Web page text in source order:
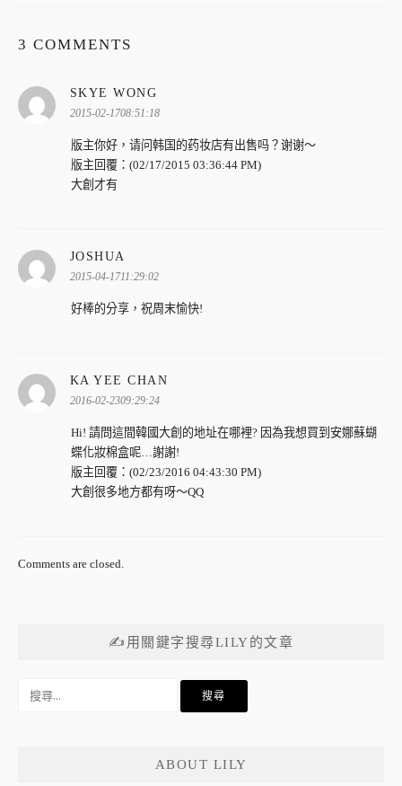
3 COMMENTS
SKYE WONG
示:
2015-02-1708:51:18
版主你好，请问韩国的药妆店有出售吗？谢谢～
版主回覆：(02/17/2015 03:36:44 PM)
大創才有
JOSHUA
示:
2015-04-1711:29:02
好棒的分享，祝周末愉快!
KA YEE CHAN
2016-02-2309:29:24
Hi! 請問這間韓國大創的地址在哪裡? 因為我想買到安娜蘇蝴
蝶化妝棉盒呢…謝謝!
版主回覆：(02/23/2016 04:43:30 PM)
大創很多地方都有呀～QQ
Comments are closed.
✍用關鍵字搜尋LILY的文章
ABOUT LILY